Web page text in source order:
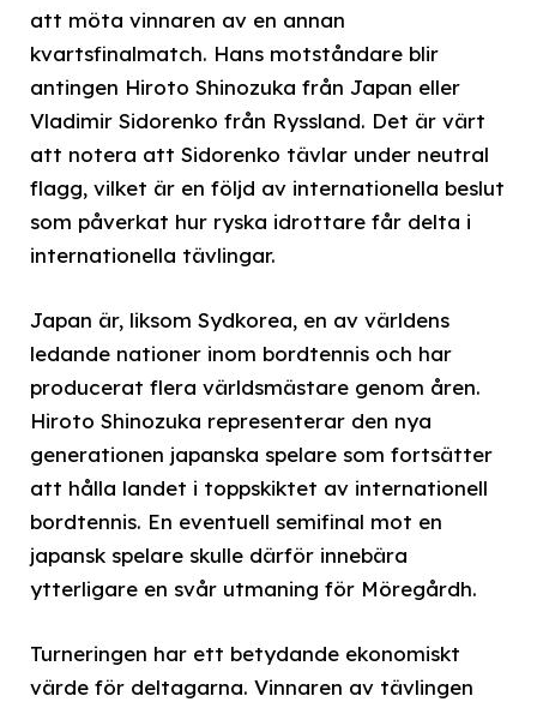
att möta vinnaren av en annan
kvartsfinalmatch. Hans motståndare blir
antingen Hiroto Shinozuka från Japan eller
Vladimir Sidorenko från Ryssland. Det är värt
att notera att Sidorenko tävlar under neutral
flagg, vilket är en följd av internationella beslut
som påverkat hur ryska idrottare får delta i
internationella tävlingar.
Japan är, liksom Sydkorea, en av världens
ledande nationer inom bordtennis och har
producerat flera världsmästare genom åren.
Hiroto Shinozuka representerar den nya
generationen japanska spelare som fortsätter
att hålla landet i toppskiktet av internationell
bordtennis. En eventuell semifinal mot en
japansk spelare skulle därför innebära
ytterligare en svår utmaning för Möregårdh.
Turneringen har ett betydande ekonomiskt
värde för deltagarna. Vinnaren av tävlingen